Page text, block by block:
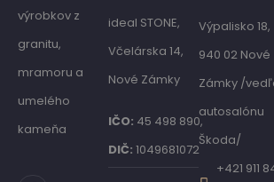
výrobkov z
granitu,
mramoru a
umelého
kameňa
ideal STONE,
Včelárska 14,
Nové Zámky
IČO: 45 498 890,
DIČ: 1049681072
Výpalisko 18,
940 02 Nové
Zámky /
autosalónu
Škoda/
+421 911